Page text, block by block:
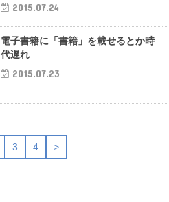
2015.07.24
電子書籍に「書籍」を載せるとか時
代遅れ
2015.07.23
3 4 >